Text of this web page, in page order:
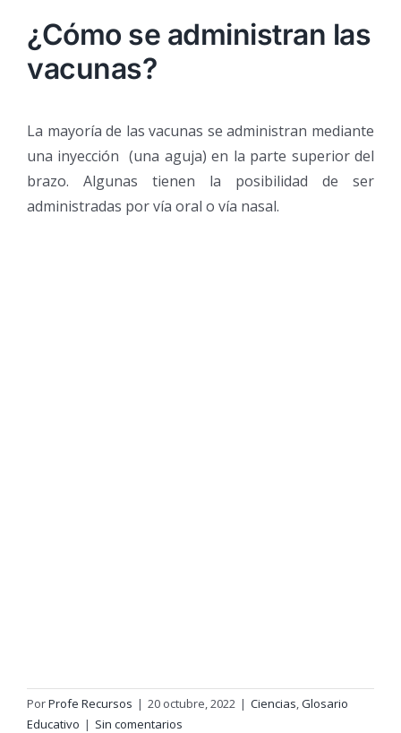
¿Cómo se administran las
vacunas?
La mayoría de las vacunas se administran mediante
una inyección (una aguja) en la parte superior del
brazo. Algunas tienen la posibilidad de ser
administradas por vía oral o vía nasal.
PorProfe Recursos | 20 octubre, 2022 | Ciencias,Glosario
Educativo | Sin comentarios